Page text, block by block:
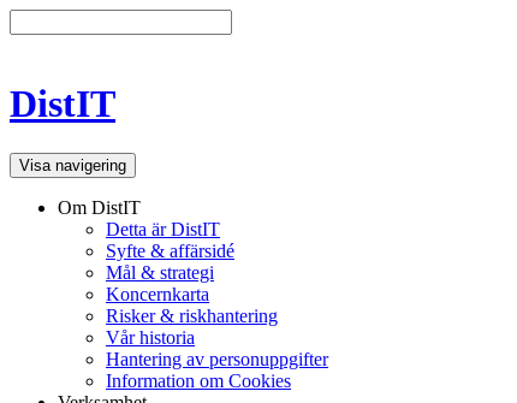
DistIT
Visa navigering
Om DistIT
Detta är DistIT
Syfte & affärsidé
Mål & strategi
Koncernkarta
Risker & riskhantering
Vår historia
Hantering av personuppgifter
Information om Cookies